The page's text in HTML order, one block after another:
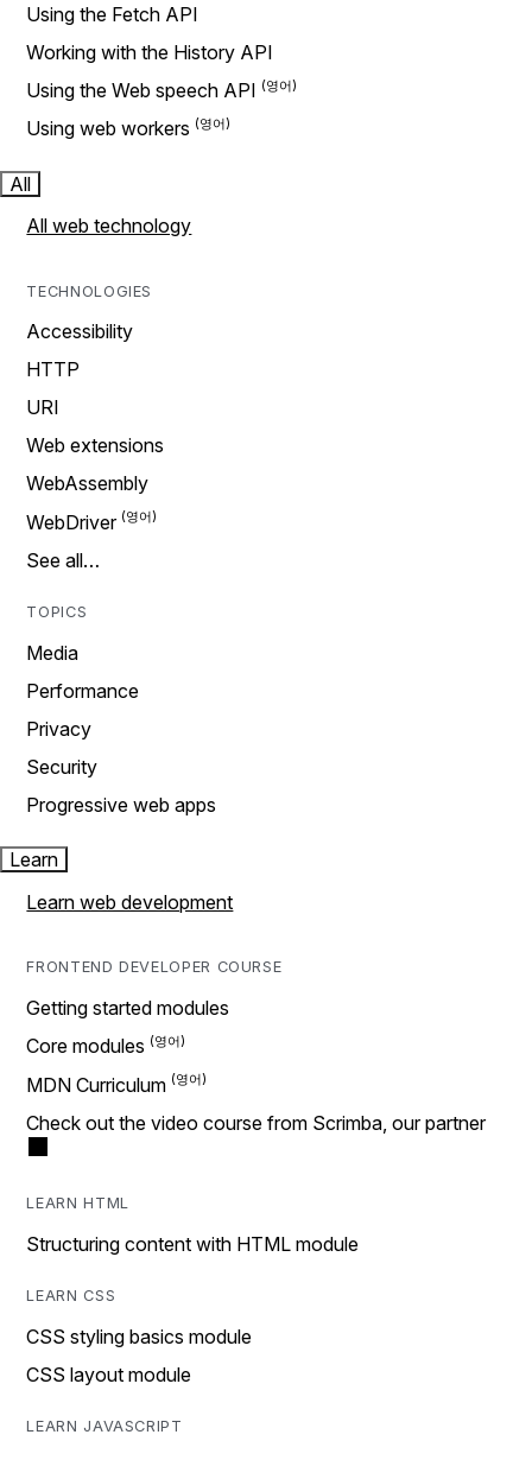
Using the Fetch API
Working with the History API
Using the Web speech API
Using web workers
All
All web technology
TECHNOLOGIES
Accessibility
HTTP
URI
Web extensions
WebAssembly
WebDriver
See all…
TOPICS
Media
Performance
Privacy
Security
Progressive web apps
Learn
Learn web development
FRONTEND DEVELOPER COURSE
Getting started modules
Core modules
MDN Curriculum
Check out the video course from Scrimba, our partner
LEARN HTML
Structuring content with HTML module
LEARN CSS
CSS styling basics module
CSS layout module
LEARN JAVASCRIPT